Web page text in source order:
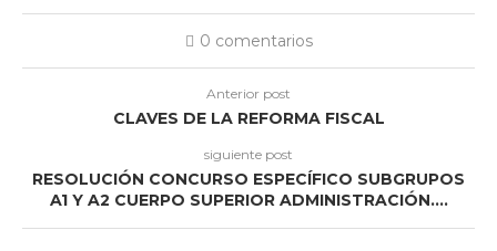
0 comentarios
Anterior post
CLAVES DE LA REFORMA FISCAL
siguiente post
RESOLUCIÓN CONCURSO ESPECÍFICO SUBGRUPOS
A1 Y A2 CUERPO SUPERIOR ADMINISTRACIÓN….